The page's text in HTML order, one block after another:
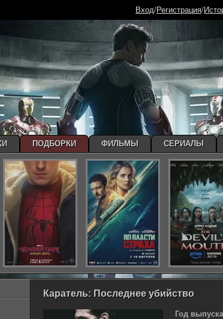
Каратель: Последнее убийство
Год
ПОДБОРКИ ФИЛЬМЫ СЕРИАЛЫ
Вход/Регистрация/